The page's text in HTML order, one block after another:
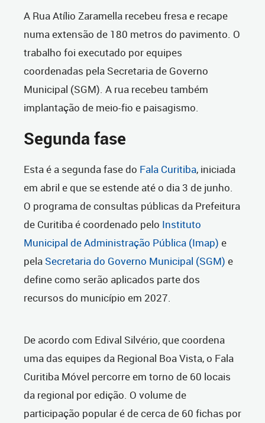
A Rua Atílio Zaramella recebeu fresa e recape
numa extensão de 180 metros do pavimento. O
trabalho foi executado por equipes
coordenadas pela Secretaria de Governo
Municipal (SGM). A rua recebeu também
implantação de meio-fio e paisagismo.
Segunda fase
Esta é a segunda fase do Fala Curitiba, iniciada
em abril e que se estende até o dia 3 de junho.
O programa de consultas públicas da Prefeitura
de Curitiba é coordenado pelo Instituto
Municipal de Administração Pública (Imap) e
pela Secretaria do Governo Municipal (SGM) e
define como serão aplicados parte dos
recursos do município em 2027.
De acordo com Edival Silvério, que coordena
uma das equipes da Regional Boa Vista, o Fala
Curitiba Móvel percorre em torno de 60 locais
da regional por edição. O volume de
participação popular é de cerca de 60 fichas por